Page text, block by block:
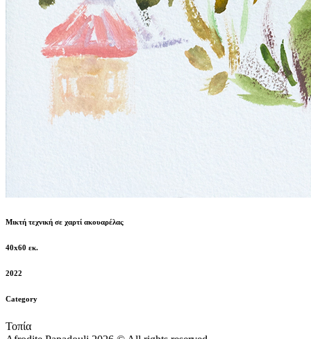
Μικτή τεχνική σε χαρτί ακουαρέλας
40x60 εκ.
2022
Category
Τοπία